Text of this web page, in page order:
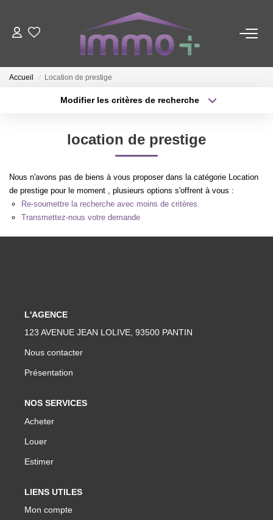
LOUER
FAIRE GÉRER
NOTRE AGENCE
Accueil Location de prestige
Modifier les critères de recherche
Créer une alerte
location de prestige
Nous n'avons pas de biens à vous proposer dans la catégorie Location
de prestige pour le moment , plusieurs options s'offrent à vous :
Re-soumettre la recherche avec moins de critères.
Transmettez-nous votre demande
L'AGENCE
123 AVENUE JEAN LOLIVE, 93500 PANTIN
Nous contacter
Présentation
NOS SERVICES
Acheter
Louer
Estimer
LIENS UTILES
Mon compte